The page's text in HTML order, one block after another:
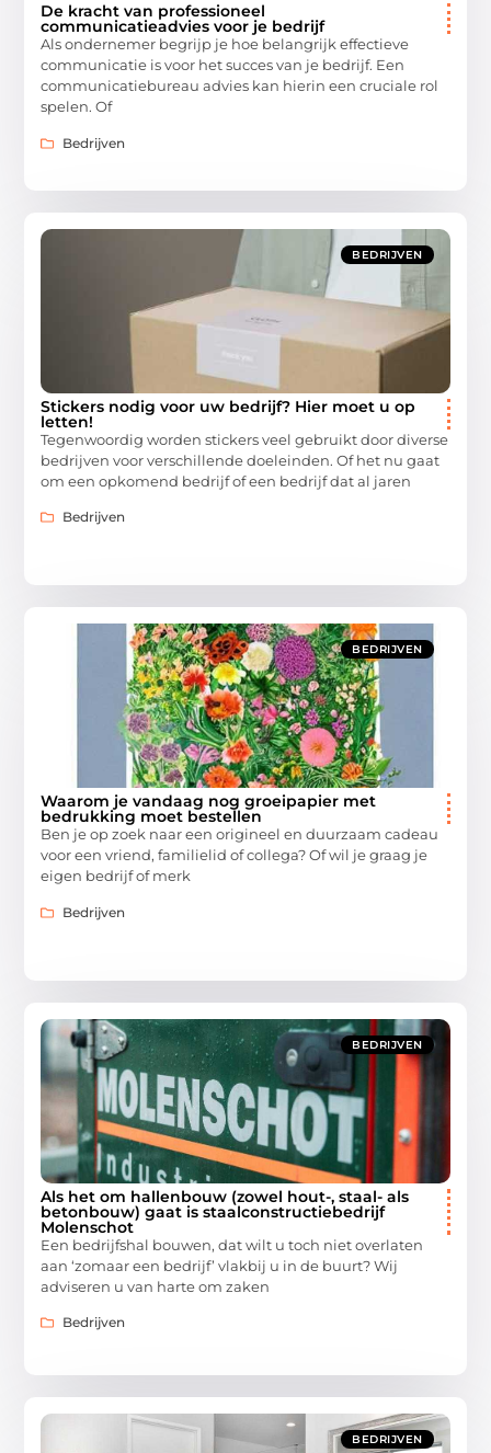
De kracht van professioneel
communicatieadvies voor je bedrijf
Als ondernemer begrijp je hoe belangrijk effectieve
communicatie is voor het succes van je bedrijf. Een
communicatiebureau advies kan hierin een cruciale rol
spelen. Of
Bedrijven
BEDRIJVEN
Stickers nodig voor uw bedrijf? Hier moet u op
letten!
Tegenwoordig worden stickers veel gebruikt door diverse
bedrijven voor verschillende doeleinden. Of het nu gaat
om een opkomend bedrijf of een bedrijf dat al jaren
Bedrijven
BEDRIJVEN
Waarom je vandaag nog groeipapier met
bedrukking moet bestellen
Ben je op zoek naar een origineel en duurzaam cadeau
voor een vriend, familielid of collega? Of wil je graag je
eigen bedrijf of merk
Bedrijven
BEDRIJVEN
Als het om hallenbouw (zowel hout-, staal- als
betonbouw) gaat is staalconstructiebedrijf
Molenschot
Een bedrijfshal bouwen, dat wilt u toch niet overlaten
aan ‘zomaar een bedrijf’ vlakbij u in de buurt? Wij
adviseren u van harte om zaken
Bedrijven
BEDRIJVEN